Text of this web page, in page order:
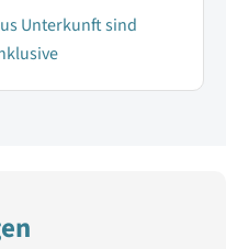
Unterkunft sind